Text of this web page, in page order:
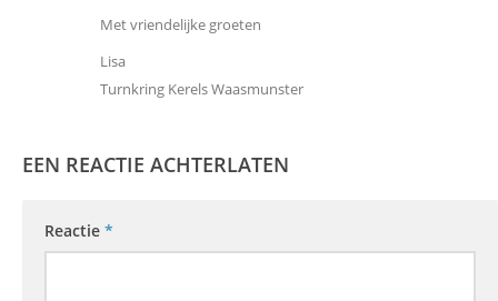
Met vriendelijke groeten
Lisa
Turnkring Kerels Waasmunster
EEN REACTIE ACHTERLATEN
Reactie *